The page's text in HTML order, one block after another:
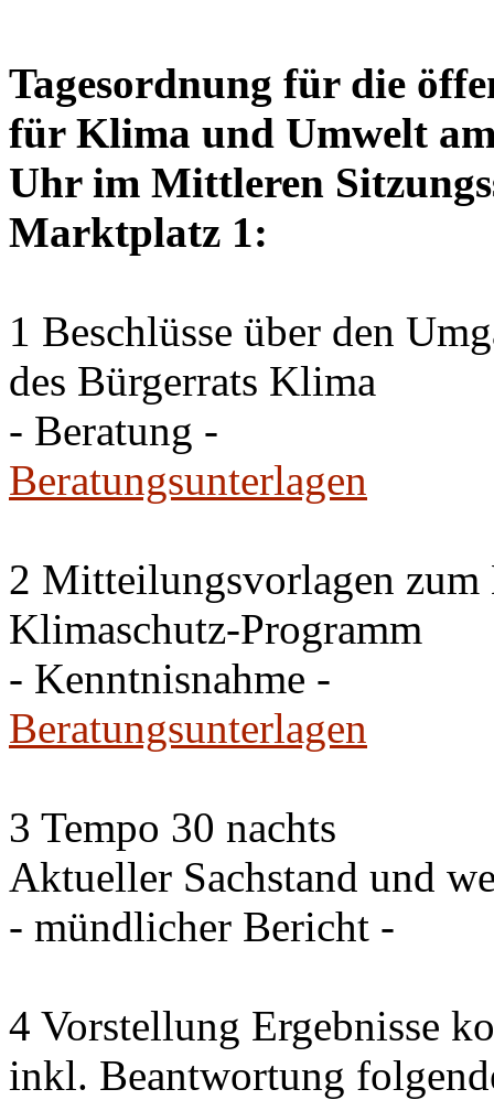
Tagesordnung für die
für Klima und Umwelt
Uhr im Mittleren
Marktplatz 1:
1 Beschlüsse über den
des Bürgerrats Klima
- Beratung -
Beratungsunterlagen
2 Mitteilungsvorlagen zum
Klimaschutz-Programm
- Kenntnisnahme -
Beratungsunterlagen
3 Tempo 30 nachts
Aktueller Sachstand und
- mündlicher Bericht -
4 Vorstellung Ergebnisse
inkl. Beantwortung